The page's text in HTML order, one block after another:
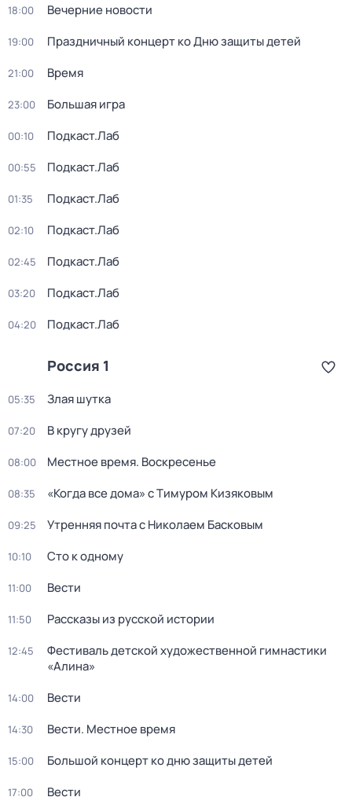
18:00 Вечерние новости
19:00 Праздничный концерт ко Дню защиты детей
21:00 Время
23:00 Большая игра
00:10 Подкаст.Лаб
00:55 Подкаст.Лаб
01:35 Подкаст.Лаб
02:10 Подкаст.Лаб
02:45 Подкаст.Лаб
03:20 Подкаст.Лаб
04:20 Подкаст.Лаб
Россия 1
05:35 Злая шутка
07:20 В кругу друзей
08:00 Местное время. Воскресенье
08:35 «Когда все дома» с Тимуром Кизяковым
09:25 Утренняя почта с Николаем Басковым
10:10 Сто к одному
11:00 Вести
11:50 Рассказы из русской истории
12:45
Фестиваль детской художественной гимнастики
«Алина»
14:00 Вести
14:30 Вести. Местное время
15:00 Большой концерт ко дню защиты детей
17:00 Вести